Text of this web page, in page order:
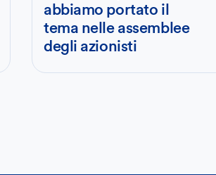
abbiamo portato il
tema nelle assemblee
degli azionisti